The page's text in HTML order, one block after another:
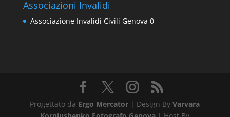
Associazioni Invalidi
Associazione Invalidi Civili Genova 0
Progettato da Ergo Mercator | Design ByVarvara